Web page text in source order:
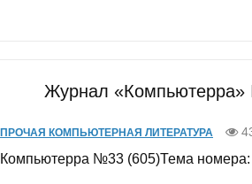
Журнал «Компьютерра»
ПРОЧАЯ КОМПЬЮТЕРНАЯ ЛИТЕРАТУРА
Компьютерра №33 (605)Тема номера: